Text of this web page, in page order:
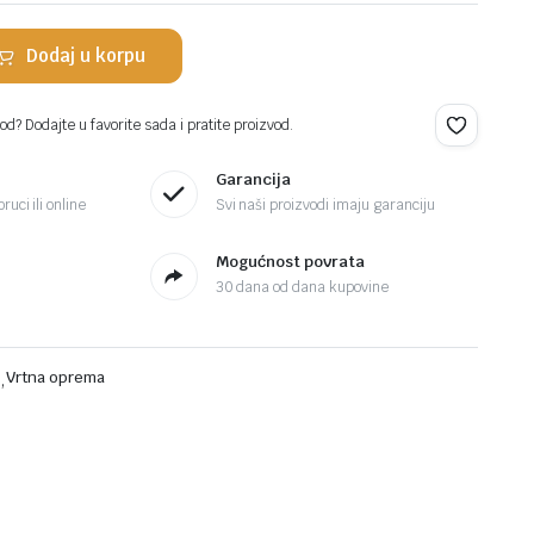
Dodaj u korpu
Dodajte u favorite sada i pratite proizvod.
ili online
Garancija
Svi naši proizvodi imaju garanciju
Mogućnost povrata
30 dana od dana kupovine
,Vrtna oprema